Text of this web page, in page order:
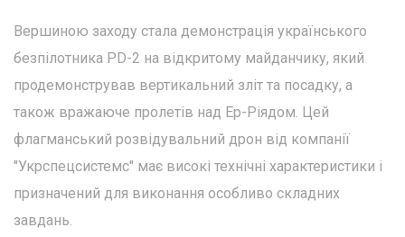
Вершиною заходу стала демонстрація українського
безпілотника PD-2 на відкритому майданчику, який
продемонстрував вертикальний зліт та посадку, а
також вражаюче пролетів над Ер-Ріядом. Цей
флагманський розвідувальний дрон від компанії
"Укрспецсистемс" має високі технічні характеристики і
призначений для виконання особливо складних
завдань.